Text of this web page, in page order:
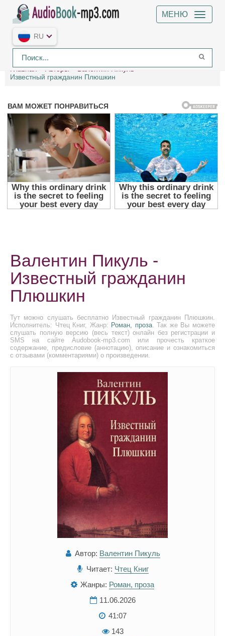
МЕНЮ
RU
Главная Авторы
Валентин Пикуль
Известный гражданин Плюшкин
Валентин Пикуль -
Известный гражданин
Плюшкин
Тут можно слушать бесплатно Известный гражданин Плюшкин.
Исполнитель: Чтец Книг, Жанр: Роман, проза. Так же Вы можете
слушать полную версию (весь текст) онлайн без регистрации и
SMS на сайте Audobook-mp3.com или прочесть краткое
содержание, предисловие (аннотацию), описание и ознакомиться
с отзывами (комментариями) о произведении.
Автор: Валентин Пикуль
Читает: Чтец Книг
Жанры: Роман, проза
11.06.2026
41:07
143